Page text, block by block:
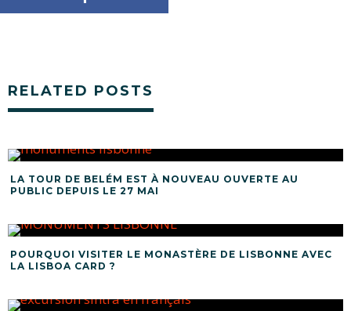
RELATED POSTS
LA TOUR DE BELÉM EST À NOUVEAU OUVERTE AU
PUBLIC DEPUIS LE 27 MAI
POURQUOI VISITER LE MONASTÈRE DE LISBONNE AVEC
LA LISBOA CARD ?